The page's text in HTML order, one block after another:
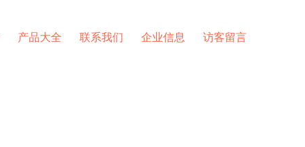
产品大全 联系我们 企业信息 访客留言